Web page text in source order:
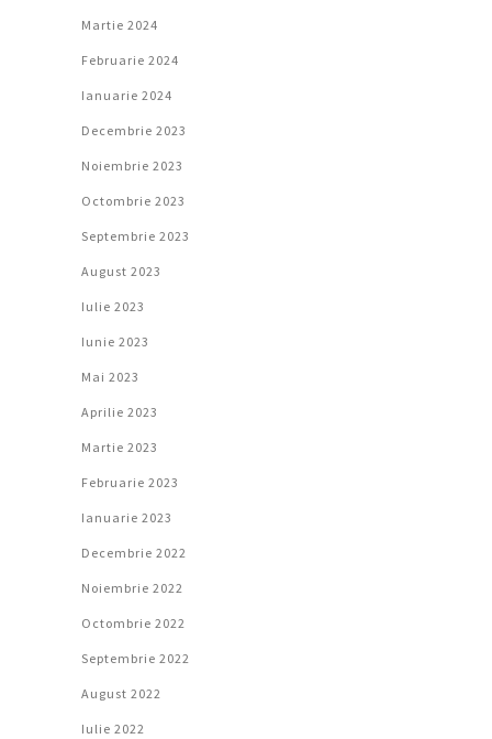
Martie 2024
Februarie 2024
Ianuarie 2024
Decembrie 2023
Noiembrie 2023
Octombrie 2023
Septembrie 2023
August 2023
Iulie 2023
Iunie 2023
Mai 2023
Aprilie 2023
Martie 2023
Februarie 2023
Ianuarie 2023
Decembrie 2022
Noiembrie 2022
Octombrie 2022
Septembrie 2022
August 2022
Iulie 2022